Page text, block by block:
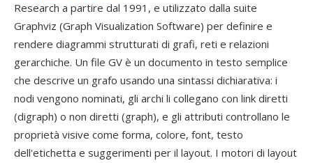
Research a partire dal 1991, e utilizzato dalla suite
Graphviz (Graph Visualization Software) per definire e
rendere diagrammi strutturati di grafi, reti e relazioni
gerarchiche. Un file GV è un documento in testo semplice
che descrive un grafo usando una sintassi dichiarativa: i
nodi vengono nominati, gli archi li collegano con link diretti
(digraph) o non diretti (graph), e gli attributi controllano le
proprietà visive come forma, colore, font, testo
dell'etichetta e suggerimenti per il layout. I motori di layout